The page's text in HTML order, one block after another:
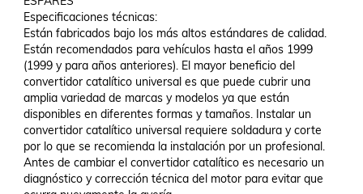
Especificaciones técnicas:
Están fabricados bajo los más altos estándares de calidad.
Están recomendados para vehículos hasta el años 1999
(1999 y para años anteriores). El mayor beneficio del
convertidor catalítico universal es que puede cubrir una
amplia variedad de marcas y modelos ya que están
disponibles en diferentes formas y tamaños. Instalar un
convertidor catalítico universal requiere soldadura y corte
por lo que se recomienda la instalación por un profesional.
Antes de cambiar el convertidor catalítico es necesario un
diagnóstico y corrección técnica del motor para evitar que